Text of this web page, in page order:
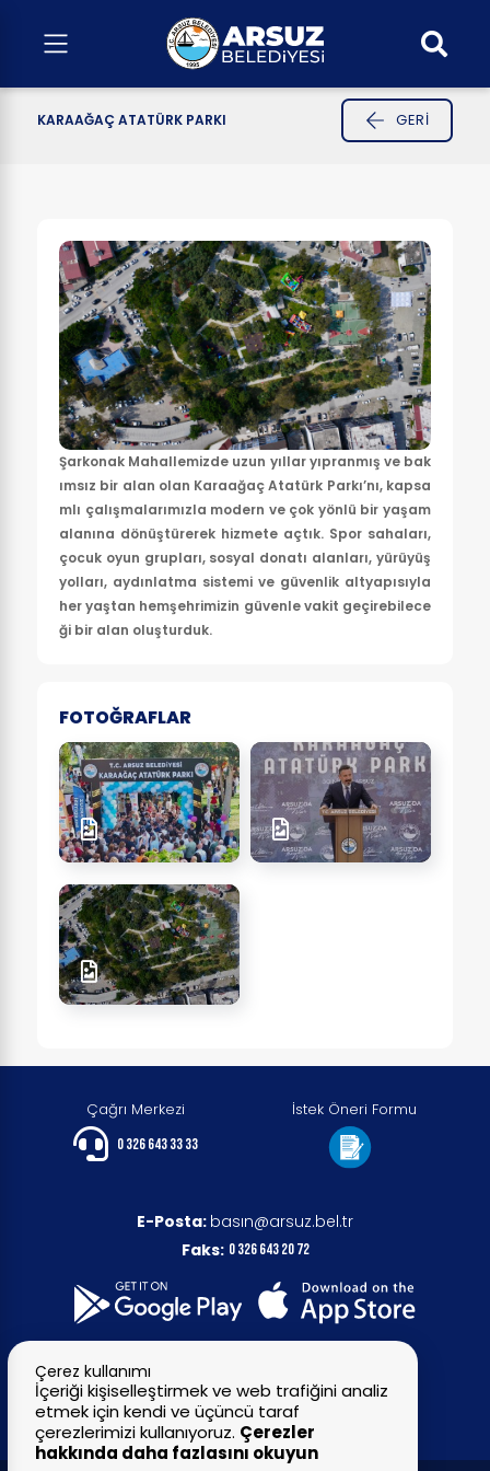
KARAAĞAÇ ATATÜRK PARKI GERI
Şarkonak Mahallemizde uzun yıllar yıpranmış ve bak
ımsız bir alan olan Karaağaç Atatürk Parkı’nı, kapsa
mlı çalışmalarımızla modern ve çok yönlü bir yaşam
alanına dönüştürerek hizmete açtık. Spor sahaları,
çocuk oyun grupları, sosyal donatı alanları, yürüyüş
yolları, aydınlatma sistemi ve güvenlik altyapısıyla
her yaştan hemşehrimizin güvenle vakit geçirebilece
ği bir alan oluşturduk.
FOTOĞRAFLAR
Çağrı Merkezi
0 326 643 33 33
İstek Öneri Formu
E-Posta: basın@arsuz.bel.tr
Faks: 0 326 643 20 72
Çerez kullanımı
İçeriği kişiselleştirmek ve web trafiğini analiz
etmek için kendi ve üçüncü taraf
çerezlerimizi kullanıyoruz. Çerezler
hakkında daha fazlasını okuyun